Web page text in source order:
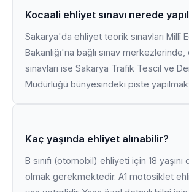
Kocaali ehliyet sınavı nerede
Sakarya'da ehliyet teorik sınavları Millî
Bakanlığı'na bağlı sınav
sınavları ise Sakarya Trafik Tescil ve
Müdürlüğü bünyesindeki piste
Kaç yaşında ehliyet alınabilir?
B sınıfı (otomobil) ehliyeti için 18 yaşını
olmak gerekmektedir. A1 motosiklet